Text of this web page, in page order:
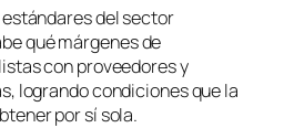
del sector
qué márgenes de
con proveedores y
logrando condiciones que la
por sí sola.